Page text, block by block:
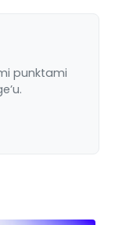
punktami